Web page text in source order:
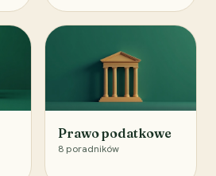
Prawo podatkowe
8 poradników